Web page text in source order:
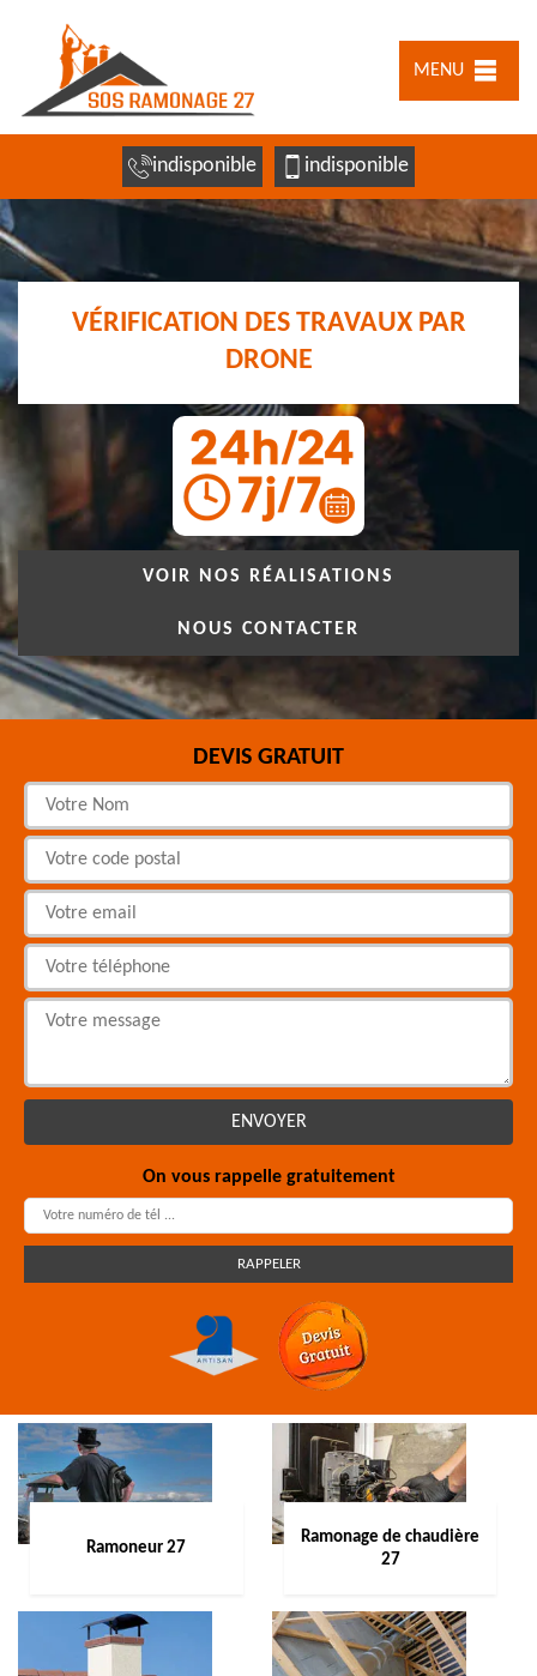
MENU
indisponible indisponible
VÉRIFICATION DES TRAVAUX PAR
DRONE
VOIR NOS RÉALISATIONS
NOUS CONTACTER
DEVIS GRATUIT
On vous rappelle gratuitement
Ramoneur 27
Ramonage de chaudière
27